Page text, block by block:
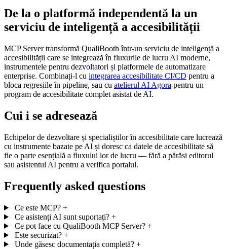
De la o platformă independentă la un
serviciu de inteligență a accesibilității
MCP Server transformă QualiBooth într-un serviciu de inteligență a
accesibilității care se integrează în fluxurile de lucru AI moderne,
instrumentele pentru dezvoltatori și platformele de automatizare
enterprise. Combinați-l cu integrarea accesibilitate CI/CD pentru a
bloca regresiile în pipeline, sau cu atelierul AI Agora pentru un
program de accesibilitate complet asistat de AI.
Cui i se adresează
Echipelor de dezvoltare și specialiștilor în accesibilitate care lucrează
cu instrumente bazate pe AI și doresc ca datele de accesibilitate să
fie o parte esențială a fluxului lor de lucru — fără a părăsi editorul
sau asistentul AI pentru a verifica portalul.
Frequently asked questions
Ce este MCP? +
Ce asistenți AI sunt suportați? +
Ce pot face cu QualiBooth MCP Server? +
Este securizat? +
Unde găsesc documentația completă? +